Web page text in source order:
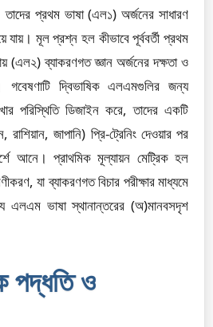
প্রথম ভাষা (এল১) অর্জনের সাধারণ
যায়। মূল প্রশ্ন হল কীভাবে পূর্ববর্তী প্রথম
(এল২) ব্যাকরণগত জ্ঞান অর্জনের দক্ষতা ও
দ্বিভাষিক এলএমগুলির জন্য
পরিস্থিতি ডিজাইন করে, তাদের একটি
রাশিয়ান, জাপানি) প্রি-ট্রেনিং দেওয়ার পর
আনে। প্রাথমিক মূল্যায়ন মেট্রিক হল
যা ব্যাকরণগত বিচার পরীক্ষার মাধ্যমে
এলএম ভাষা স্থানান্তরের (অ)মানবসদৃশ
পদ্ধতি ও